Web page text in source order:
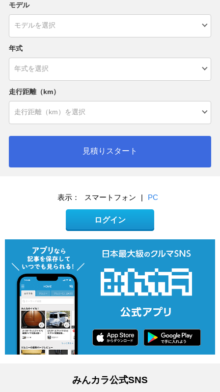
モデル
年式
走行距離（km）
見積りスタート
表示： スマートフォン | PC
ログイン
みんカラ公式SNS